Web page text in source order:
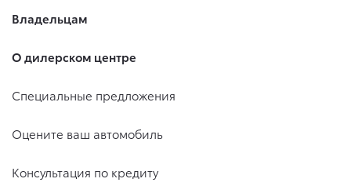
Владельцам
О дилерском центре
Специальные предложения
Оцените ваш автомобиль
Консультация по кредиту